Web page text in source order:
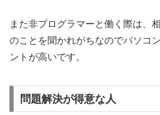
また非プログラマーと働く際は、
のことを聞かれがちなのでパソコ
ントが高いです。
問題解決が得意な人